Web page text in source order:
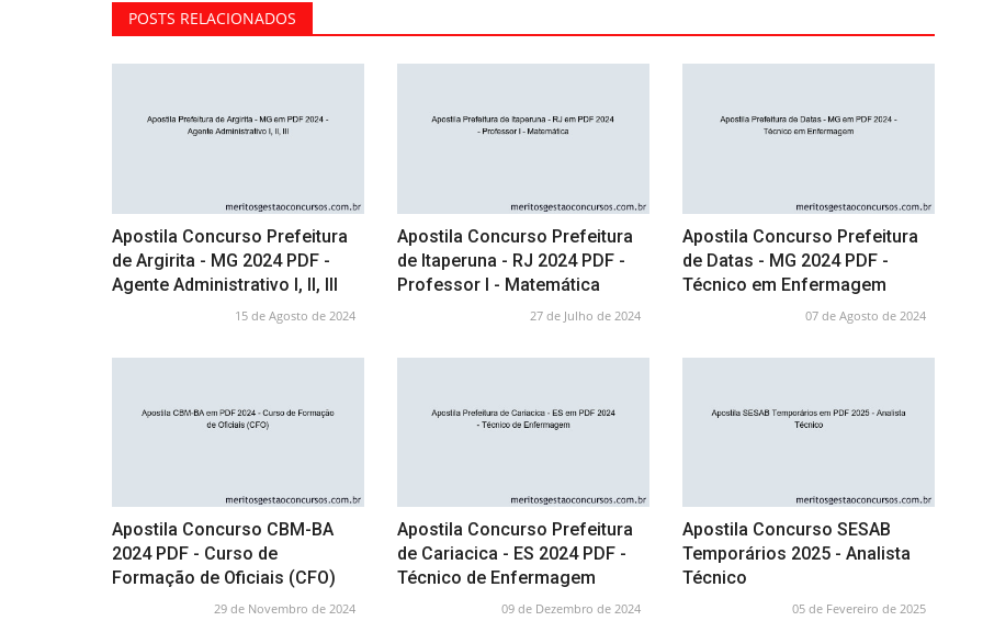
POSTS RELACIONADOS
Apostila Concurso Prefeitura
de Argirita - MG 2024 PDF -
Agente Administrativo I, II, III
15 de Agosto de 2024
Apostila Concurso Prefeitura
de Itaperuna - RJ 2024 PDF -
Professor I - Matemática
27 de Julho de 2024
Apostila Concurso Prefeitura
de Datas - MG 2024 PDF -
Técnico em Enfermagem
07 de Agosto de 2024
Apostila Concurso CBM-BA
2024 PDF - Curso de
Formação de Oficiais (CFO)
29 de Novembro de 2024
Apostila Concurso Prefeitura
de Cariacica - ES 2024 PDF -
Técnico de Enfermagem
09 de Dezembro de 2024
Apostila Concurso SESAB
Temporários 2025 - Analista
Técnico
05 de Fevereiro de 2025